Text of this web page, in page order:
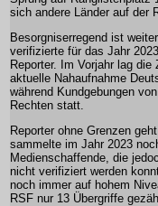
sich andere Länder auf der
Besorgniserregend ist
verifizierte für das Jahr
Reporter. Im Vorjahr lag
aktuelle Nahaufnahme
während Kundgebungen
Rechten statt.
Reporter ohne Grenzen
sammelte im Jahr 2023
Medienschaffende, die
nicht verifiziert werden
noch immer auf hohem
RSF nur 13 Übergriffe